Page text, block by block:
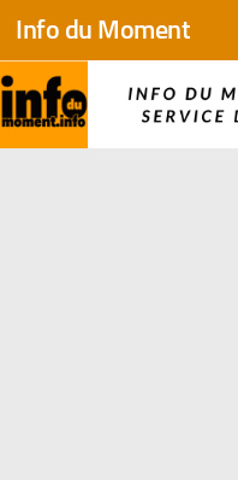
Skip to content
Info du Moment